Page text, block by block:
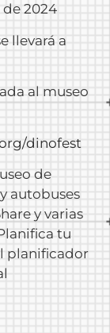
de 2024
llevará a
al museo
dinofest
de
autobuses
y varias
tu
planificador